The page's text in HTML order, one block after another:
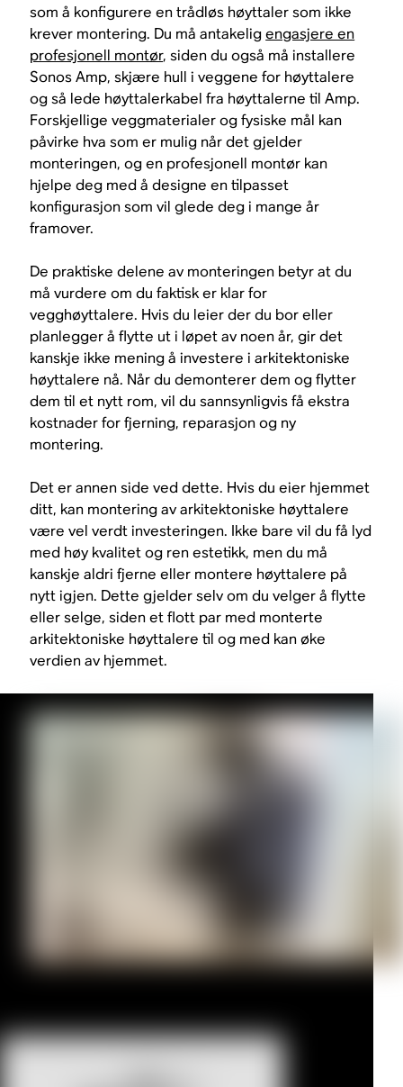
som å konfigurere en trådløs høyttaler som ikke
krever montering. Du må antakeligengasjere en
profesjonell montør, siden du også må installere
Sonos Amp, skjære hull i veggene for høyttalere
og så lede høyttalerkabel fra høyttalerne til Amp.
Forskjellige veggmaterialer og fysiske mål kan
påvirke hva som er mulig når det gjelder
monteringen, og en profesjonell montør kan
hjelpe deg med å designe en tilpasset
konfigurasjon som vil glede deg i mange år
framover.
De praktiske delene av monteringen betyr at du
må vurdere om du faktisk er klar for
vegghøyttalere. Hvis du leier der du bor eller
planlegger å flytte ut i løpet av noen år, gir det
kanskje ikke mening å investere i arkitektoniske
høyttalere nå. Når du demonterer dem og flytter
dem til et nytt rom, vil du sannsynligvis få ekstra
kostnader for fjerning, reparasjon og ny
montering.
Det er annen side ved dette. Hvis du eier hjemmet
ditt, kan montering av arkitektoniske høyttalere
være vel verdt investeringen. Ikke bare vil du få lyd
med høy kvalitet og ren estetikk, men du må
kanskje aldri fjerne eller montere høyttalere på
nytt igjen. Dette gjelder selv om du velger å flytte
eller selge, siden et flott par med monterte
arkitektoniske høyttalere til og med kan øke
verdien av hjemmet.